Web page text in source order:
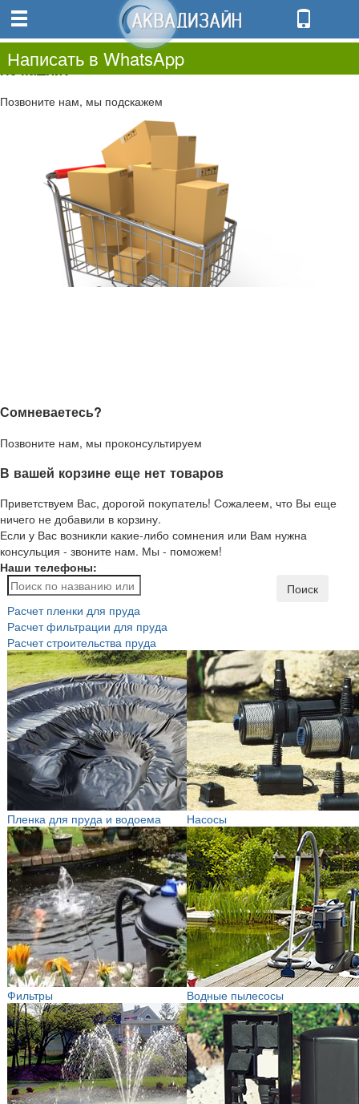
0.00
0
Не нашли?
Позвоните нам, мы подскажем
Сомневаетесь?
Позвоните нам, мы проконсультируем
В вашей корзине еще нет товаров
Приветствуем Вас, дорогой покупатель! Сожалеем, что Вы еще
ничего не добавили в корзину.
Если у Вас возникли какие-либо сомнения или Вам нужна
консульция - звоните нам. Мы - поможем!
Наши телефоны:
Написать в WhatsApp
Поиск
Расчет пленки для пруда
Расчет фильтрации для пруда
Расчет строительства пруда
Пленка для пруда и водоема Насосы
Фильтры Водные пылесосы